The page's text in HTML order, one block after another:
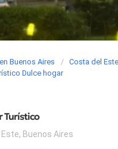
Buenos Aires Costa del Este
Dulce hogar
Turístico
, Buenos Aires